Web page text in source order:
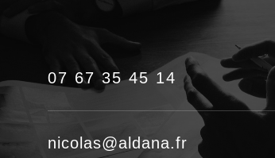
07 67 35 45 14
nicolas@aldana.fr